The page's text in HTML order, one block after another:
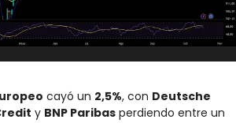
cayó un 2,5%, con Deutsche
y BNP Paribas